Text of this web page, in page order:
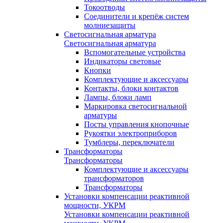
Токоотводы
Соединители и крепёж систем
молниезащиты
Светосигнальная арматура
Светосигнальная арматура
Вспомогательные устройства
Индикаторы световые
Кнопки
Комплектующие и аксессуары
Контакты, блоки контактов
Лампы, блоки ламп
Маркировка светосигнальной
арматуры
Посты управления кнопочные
Рукоятки электроприборов
Тумблеры, переключатели
Трансформаторы
Трансформаторы
Комплектующие и аксессуары
трансформаторов
Трансформаторы
Установки компенсации реактивной
мощности, УКРМ
Установки компенсации реактивной